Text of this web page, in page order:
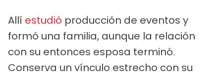
Allí estudió producción de eventos y
formó una familia, aunque la relación
con su entonces esposa terminó.
Conserva un vínculo estrecho con su